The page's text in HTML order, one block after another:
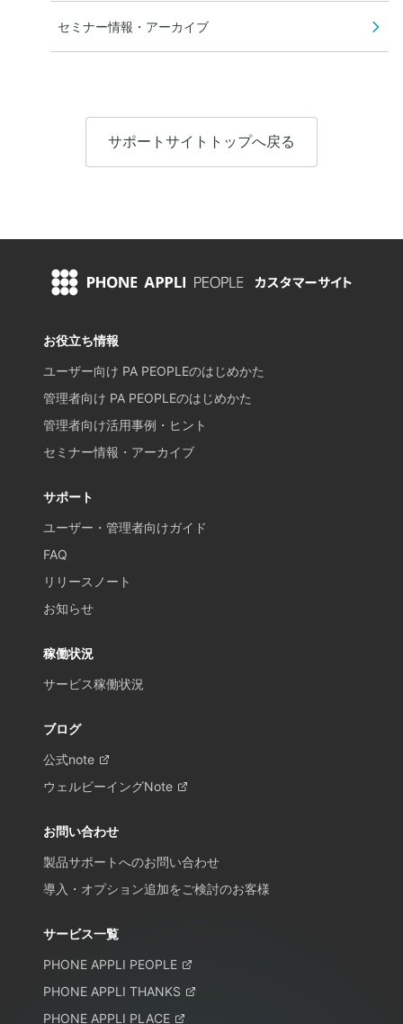
セミナー情報・アーカイブ
サポートサイトトップへ戻る
お役立ち情報
ユーザー向け PA PEOPLEのはじめかた
管理者向け PA PEOPLEのはじめかた
管理者向け活用事例・ヒント
セミナー情報・アーカイブ
サポート
ユーザー・管理者向けガイド
FAQ
リリースノート
お知らせ
稼働状況
サービス稼働状況
ブログ
公式note
ウェルビーイングNote
お問い合わせ
製品サポートへのお問い合わせ
導入・オプション追加をご検討のお客様
サービス一覧
PHONE APPLI PEOPLE
PHONE APPLI THANKS
PHONE APPLI PLACE